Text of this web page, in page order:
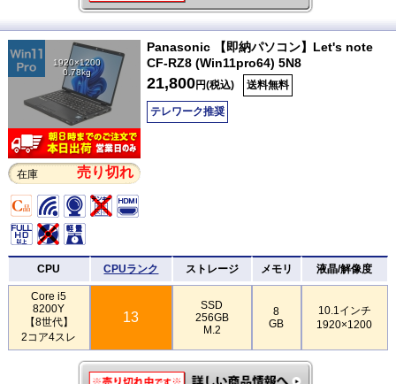
1920×1200
0.78kg
在庫 売り切れ
Panasonic 【即納パソコン】Let's note
CF-RZ8 (Win11pro64) 5N8
21,800円(税込) 送料無料
テレワーク推奨
CPU CPUランク ストレージ メモリ 液晶/解像度
Core i5
8200Y
【8世代】
2コア4スレ
13
SSD
256GB
M.2
8
GB
10.1インチ
1920×1200